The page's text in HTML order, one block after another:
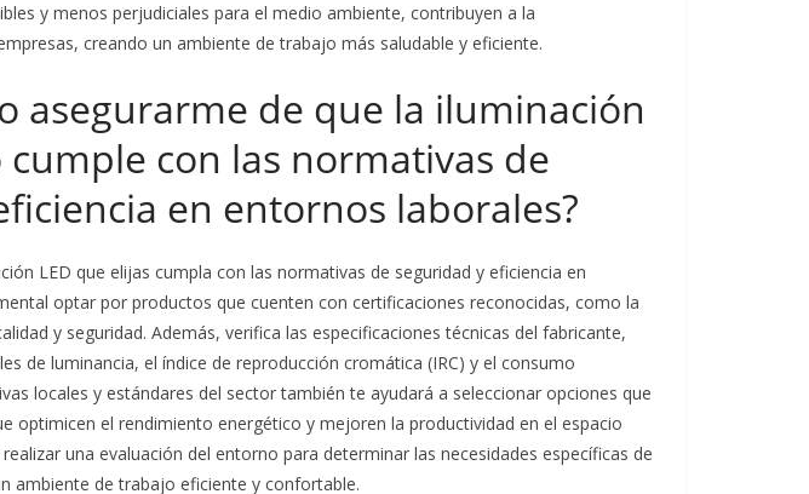
y menos perjudiciales para el medio ambiente, contribuyen a la
creando un ambiente de trabajo más saludable y eficiente.
asegurarme de que la iluminación
cumple con las normativas de
en entornos laborales?
LED que elijas cumpla con las normativas de seguridad y eficiencia en
optar por productos que cuenten con certificaciones reconocidas, como la
y seguridad. Además, verifica las especificaciones técnicas del fabricante,
de luminancia, el índice de reproducción cromática (IRC) y el consumo
locales y estándares del sector también te ayudará a seleccionar opciones que
optimicen el rendimiento energético y mejoren la productividad en el espacio
una evaluación del entorno para determinar las necesidades específicas de
ambiente de trabajo eficiente y confortable.